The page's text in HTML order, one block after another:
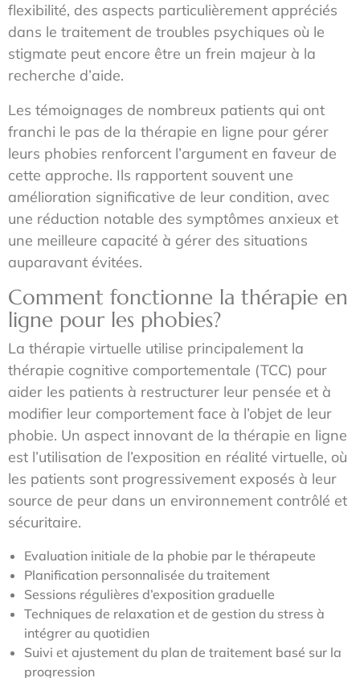
flexibilité, des aspects particulièrement appréciés
dans le traitement de troubles psychiques où le
stigmate peut encore être un frein majeur à la
recherche d’aide.
Les témoignages de nombreux patients qui ont
franchi le pas de la thérapie en ligne pour gérer
leurs phobies renforcent l’argument en faveur de
cette approche. Ils rapportent souvent une
amélioration significative de leur condition, avec
une réduction notable des symptômes anxieux et
une meilleure capacité à gérer des situations
auparavant évitées.
Comment fonctionne la thérapie en
ligne pour les phobies?
La thérapie virtuelle utilise principalement la
thérapie cognitive comportementale (TCC) pour
aider les patients à restructurer leur pensée et à
modifier leur comportement face à l’objet de leur
phobie. Un aspect innovant de la thérapie en ligne
est l’utilisation de l’exposition en réalité virtuelle, où
les patients sont progressivement exposés à leur
source de peur dans un environnement contrôlé et
sécuritaire.
Evaluation initiale de la phobie par le thérapeute
Planification personnalisée du traitement
Sessions régulières d’exposition graduelle
Techniques de relaxation et de gestion du stress à
intégrer au quotidien
Suivi et ajustement du plan de traitement basé sur la
progression